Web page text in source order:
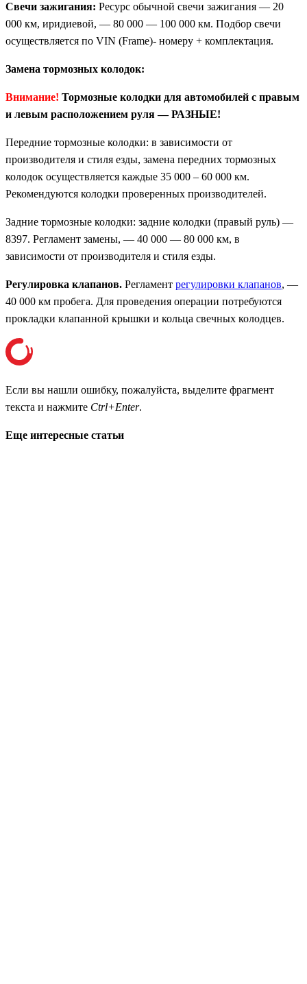
Свечи зажигания: Ресурс обычной свечи зажигания — 20
000 км, иридиевой, — 80 000 — 100 000 км. Подбор свечи
осуществляется по VIN (Frame)- номеру + комплектация.
Замена тормозных колодок:
Внимание! Тормозные колодки для автомобилей с правым
и левым расположением руля — РАЗНЫЕ!
Передние тормозные колодки: в зависимости от
производителя и стиля езды, замена передних тормозных
колодок осуществляется каждые 35 000 – 60 000 км.
Рекомендуются колодки проверенных производителей.
Задние тормозные колодки: задние колодки (правый руль) —
8397. Регламент замены, — 40 000 — 80 000 км, в
зависимости от производителя и стиля езды.
Регулировка клапанов. Регламент регулировки клапанов, —
40 000 км пробега. Для проведения операции потребуются
прокладки клапанной крышки и кольца свечных колодцев.
Если вы нашли ошибку, пожалуйста, выделите фрагмент
текста и нажмите Ctrl+Enter.
Еще интересные статьи